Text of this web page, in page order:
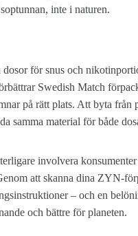
inte i naturen.
för snus och
Swedish Match
på rätt plats. Att byta från
samma material för både
involvera
att skanna dina ZYN-
– och en
och bättre för planeten.